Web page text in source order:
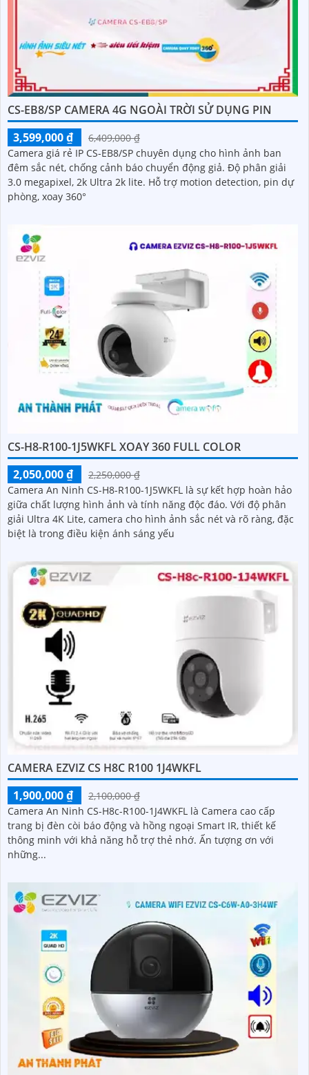
CS-EB8/SP CAMERA 4G NGOÀI TRỜI SỬ DỤNG PIN
3,599,000 ₫
6,409,000 ₫
Camera giá rẻ IP CS-EB8/SP chuyên dụng cho hình ảnh ban
đêm sắc nét, chống cảnh báo chuyển động giả. Độ phân giải
3.0 megapixel, 2k Ultra 2k lite. Hỗ trợ motion detection, pin dự
phòng, xoay 360°
CS-H8-R100-1J5WKFL XOAY 360 FULL COLOR
2,050,000 ₫
2,250,000 ₫
Camera An Ninh CS-H8-R100-1J5WKFL là sự kết hợp hoàn hảo
giữa chất lượng hình ảnh và tính năng độc đáo. Với độ phân
giải Ultra 4K Lite, camera cho hình ảnh sắc nét và rõ ràng, đặc
biệt là trong điều kiện ánh sáng yếu
CAMERA EZVIZ CS H8C R100 1J4WKFL
1,900,000 ₫
2,100,000 ₫
Camera An Ninh CS-H8c-R100-1J4WKFL là Camera cao cấp
trang bị đèn còi báo động và hồng ngoại Smart IR, thiết kế
thông minh với khả năng hỗ trợ thẻ nhớ. Ấn tượng ơn với
những...